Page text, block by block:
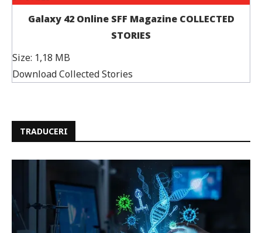
Galaxy 42 Online SFF Magazine COLLECTED
STORIES
Size: 1,18 MB
Download Collected Stories
TRADUCERI